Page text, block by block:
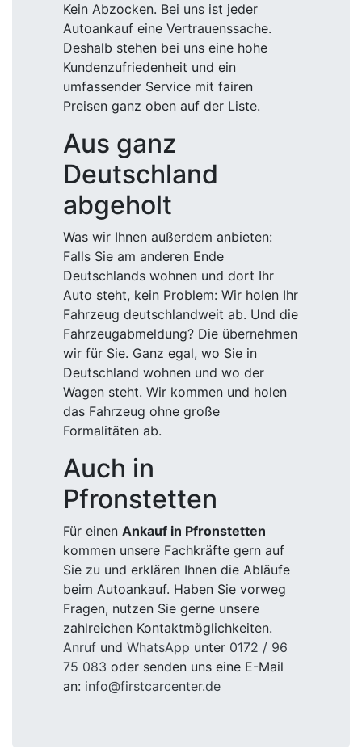
Kein Abzocken. Bei uns ist jeder
Autoankauf eine Vertrauenssache.
Deshalb stehen bei uns eine hohe
Kundenzufriedenheit und ein
umfassender Service mit fairen
Preisen ganz oben auf der Liste.
Aus ganz
Deutschland
abgeholt
Was wir Ihnen außerdem anbieten:
Falls Sie am anderen Ende
Deutschlands wohnen und dort Ihr
Auto steht, kein Problem: Wir holen Ihr
Fahrzeug deutschlandweit ab. Und die
Fahrzeugabmeldung? Die übernehmen
wir für Sie. Ganz egal, wo Sie in
Deutschland wohnen und wo der
Wagen steht. Wir kommen und holen
das Fahrzeug ohne große
Formalitäten ab.
Auch in
Pfronstetten
Für einen Ankauf in Pfronstetten
kommen unsere Fachkräfte gern auf
Sie zu und erklären Ihnen die Abläufe
beim Autoankauf. Haben Sie vorweg
Fragen, nutzen Sie gerne unsere
zahlreichen Kontaktmöglichkeiten.
Anruf und WhatsApp unter 0172 / 96
75 083 oder senden uns eine E-Mail
an: info@firstcarcenter.de